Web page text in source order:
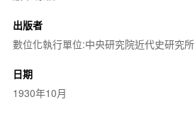
出版者
數位化執行單位:中央研究院近代史研究所
日期
1930年10月